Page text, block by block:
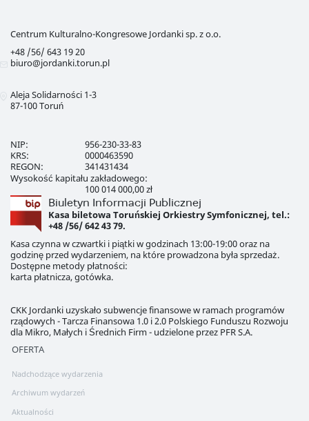
niewidoczny
niewidoczny
Centrum Kulturalno-Kongresowe Jordanki sp. z o.o.
+48 /56/ 643 19 20
biuro@jordanki.torun.pl
Aleja Solidarności 1-3
87-100Toruń
NIP:
956-230-33-83
KRS:
0000463590
REGON:
341431434
Wysokość kapitału zakładowego:
100 014 000,00 zł
Biuletyn Informacji Publicznej
Kasa biletowa Toruńskiej Orkiestry Symfonicznej, tel.:
+48 /56/ 642 43 79.
Kasa czynna w czwartki i piątki w godzinach 13:00-19:00 oraz na
godzinę przed wydarzeniem, na które prowadzona była sprzedaż.
Dostępne metody płatności:
karta płatnicza, gotówka.
CKK Jordanki uzyskało subwencje finansowe w ramach programów
rządowych - Tarcza Finansowa 1.0 i 2.0 Polskiego Funduszu Rozwoju
dla Mikro, Małych i Średnich Firm - udzielone przez PFR S.A.
OFERTA
Nadchodzące wydarzenia
Archiwum wydarzeń
Aktualności